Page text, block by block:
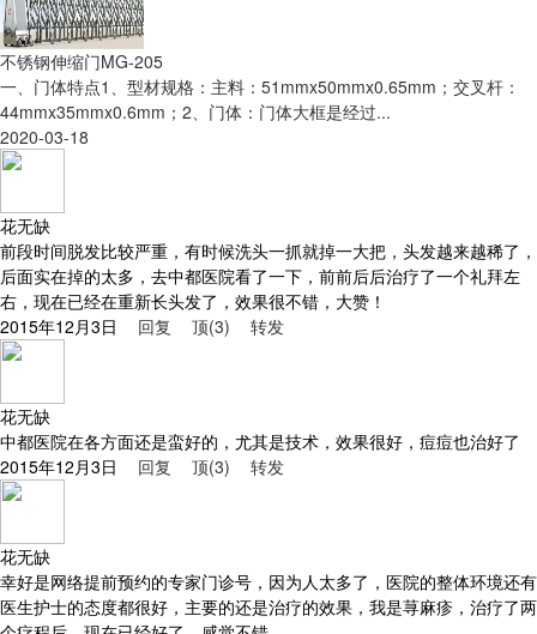
不锈钢伸缩门MG-205
一、门体特点1、型材规格：主料：51mmx50mmx0.65mm；交叉杆：
44mmx35mmx0.6mm；2、门体：门体大框是经过...
2020-03-18
花无缺
前段时间脱发比较严重，有时候洗头一抓就掉一大把，头发越来越稀了，
后面实在掉的太多，去中都医院看了一下，前前后后治疗了一个礼拜左
右，现在已经在重新长头发了，效果很不错，大赞！
2015年12月3日
回复 顶(3) 转发
花无缺
中都医院在各方面还是蛮好的，尤其是技术，效果很好，痘痘也治好了
2015年12月3日
回复 顶(3) 转发
花无缺
幸好是网络提前预约的专家门诊号，因为人太多了，医院的整体环境还有
医生护士的态度都很好，主要的还是治疗的效果，我是荨麻疹，治疗了两